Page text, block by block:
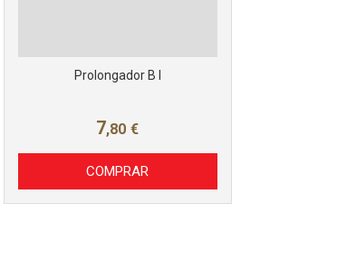
Prolongador B I
7,80 €
COMPRAR